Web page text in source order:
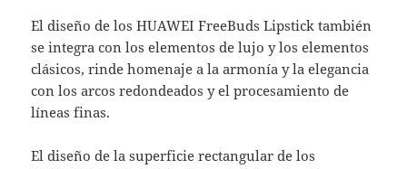
El diseño de los HUAWEI FreeBuds Lipstick también
se integra con los elementos de lujo y los elementos
clásicos, rinde homenaje a la armonía y la elegancia
con los arcos redondeados y el procesamiento de
líneas finas.
El diseño de la superficie rectangular de los